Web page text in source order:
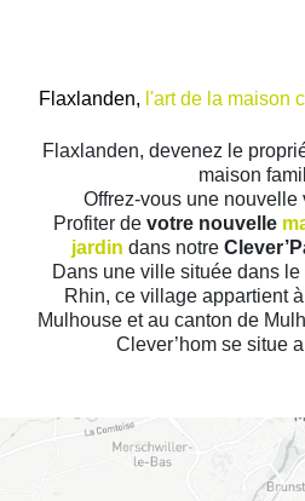
Flaxlanden, l'art de la maison
Flaxlanden, devenez le
maison
Offrez-vous une nouvelle
Profiter de votre nouvelle
jardin dans notre
Dans une ville située dans
Rhin, ce village appartient
Mulhouse et au canton de
Clever’hom se situe